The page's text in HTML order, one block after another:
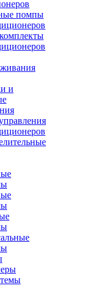
помпы
и